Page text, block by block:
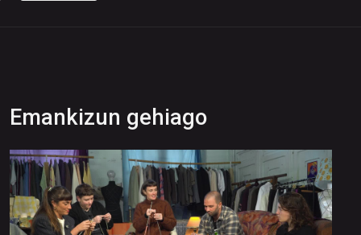
Emankizun gehiago